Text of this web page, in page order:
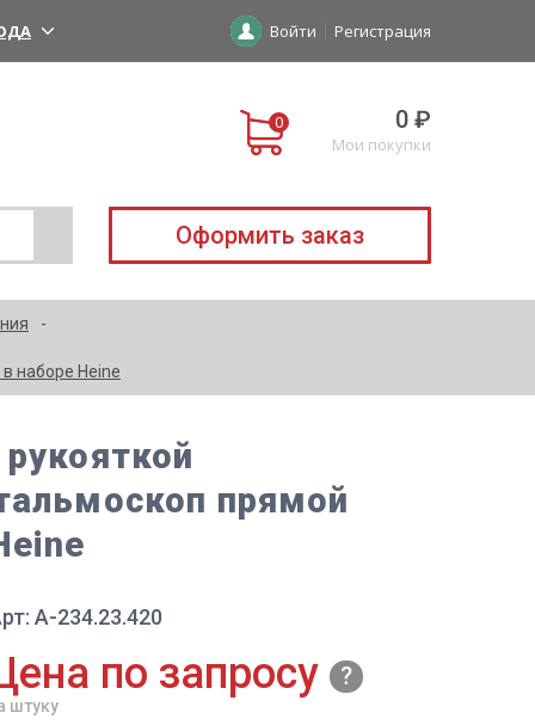
Войти Регистрация
0 ₽
Мои покупки
Оформить заказ
наборе Heine
прямой
А-234.23.420
по запросу
штуку